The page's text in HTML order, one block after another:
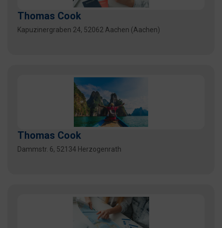
Thomas Cook
Kapuzinergraben 24, 52062 Aachen (Aachen)
Thomas Cook
Dammstr. 6, 52134 Herzogenrath